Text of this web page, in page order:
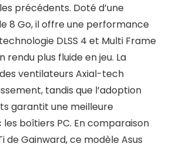
précédents. Doté d’une
8 Go, il offre une performance
DLSS 4 et Multi Frame
rendu plus fluide en jeu. La
ventilateurs Axial-tech
tandis que l’adoption
garantit une meilleure
boîtiers PC. En comparaison
de Gainward, ce modèle Asus